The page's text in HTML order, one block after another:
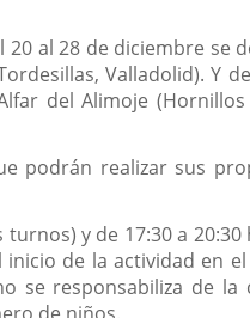
al 28 de diciembre se
Valladolid). Y
del Alimoje
podrán realizar sus
y de 17:30 a
de la actividad en
se responsabiliza de